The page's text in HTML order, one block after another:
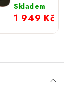
2.0
Softshellová
khaki
Skladem
1 949 Kč